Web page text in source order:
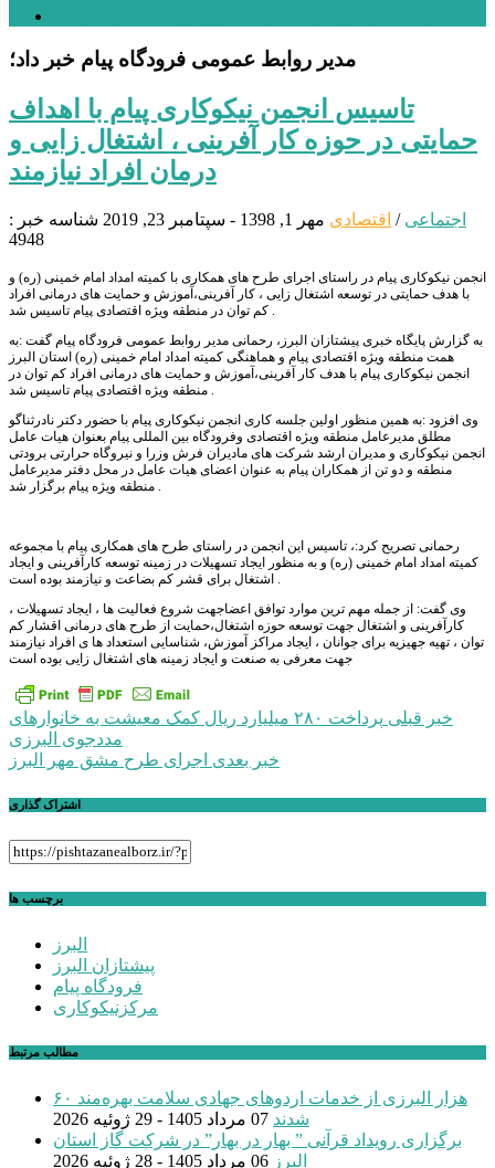
مدیر روابط عمومی فرودگاه پیام خبر داد؛
تاسیس انجمن نیكوكاری پیام با اهداف
حمایتی در حوزه كار آفرینی ، اشتغال زایی و
درمان افراد نیازمند
اجتماعی / اقتصادی مهر 1, 1398 - سپتامبر 23, 2019
شناسه خبر :
4948
انجمن نیکوکاری پیام در راستای اجرای طرح های همکاری با کمیته امداد امام خمینی (ره) و
با هدف حمایتی در توسعه اشتغال زایی ، کار آفرینی،آموزش و حمایت های درمانی افراد
کم توان در منطقه ویژه اقتصادی پیام تاسیس شد .
به گزارش پایگاه خبری پیشتازان البرز، رحمانی مدیر روابط عمومی فرودگاه پیام گفت :به
همت منطقه ویژه اقتصادی پیام و هماهنگی کمیته امداد امام خمینی (ره) استان البرز
انجمن نیکوکاری پیام با هدف کار آفرینی،آموزش و حمایت های درمانی افراد کم توان در
منطقه ویژه اقتصادی پیام تاسیس شد .
وی افزود :به همین منظور اولین جلسه کاری انجمن نیکوکاری پیام با حضور دکتر نادرثناگو
مطلق مدیرعامل منطقه ویژه اقتصادی وفرودگاه بین المللی پیام بعنوان هیات عامل
انجمن نیکوکاری و مدیران ارشد شرکت های مادیران فرش وزرا و نیروگاه حرارتی برودتی
منطقه و دو تن از همکاران پیام به عنوان اعضای هیات عامل در محل دفتر مدیرعامل
منطقه ویژه پیام برگزار شد .
رحمانی تصریح کرد:، تاسیس این انجمن در راستای طرح های همکاری پیام با مجموعه
کمیته امداد امام خمینی (ره) و به منظور ایجاد تسهیلات در زمینه توسعه کارآفرینی و ایجاد
اشتغال برای قشر کم بضاعت و نیازمند بوده است .
وی گفت: از جمله مهم ترین موارد توافق اعضاجهت شروع فعالیت ها ، ایجاد تسهیلات ،
کارآفرینی و اشتغال جهت توسعه حوزه اشتغال،حمایت از طرح های درمانی اقشار کم
توان ، تهیه جهیزیه برای جوانان ، ایجاد مراکز آموزش، شناسایی استعداد ها ی افراد نیازمند
جهت معرفی به صنعت و ایجاد زمینه های اشتغال زایی بوده است
راهبری
نوشته
خبر قبلی
پرداخت ۲۸۰ میلیارد ریال کمک معیشت به خانوارهای
مددجوی البرزی
خبر بعدی اجرای طرح مشق مهر البرز
اشتراک گذاری
برچسب ها
البرز
پیشتازان البرز
فرودگاه پیام
مرکزنیکوکاری
مطالب مرتبط
۶۰ هزار البرزی از خدمات اردوهای جهادی سلامت بهره‌مند
شدند 07 مرداد 1405 - 29 ژوئیه 2026
برگزاری رویداد قرآنی ” بهار در بهار” در شرکت گاز استان
البرز 06 مرداد 1405 - 28 ژوئیه 2026